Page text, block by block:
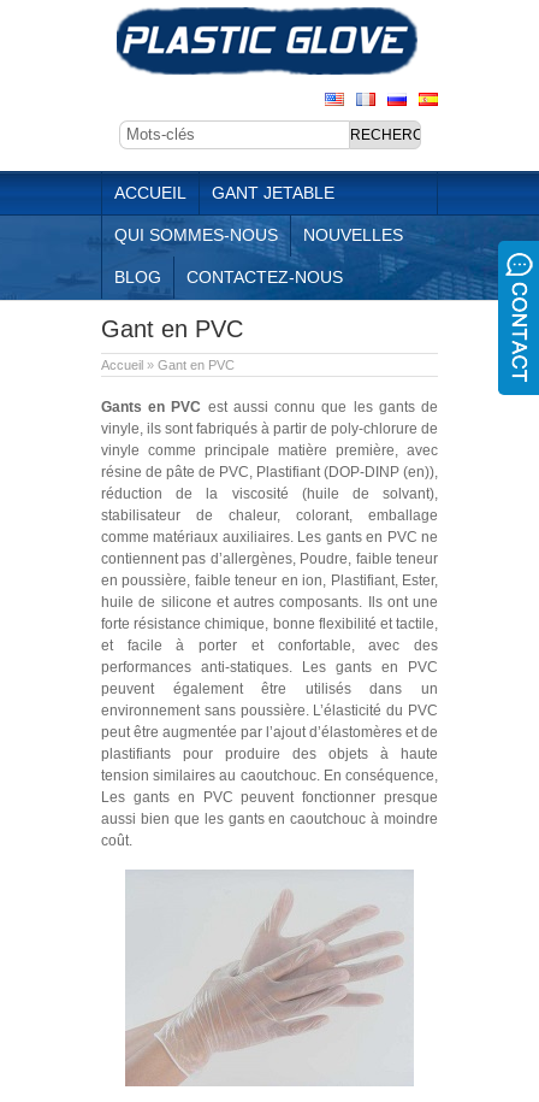
ACCUEIL GANT JETABLE
QUI SOMMES-NOUS NOUVELLES
BLOG CONTACTEZ-NOUS
Gant en PVC
Accueil » Gant en PVC
Gants en PVC est aussi connu que les gants de
vinyle, ils sont fabriqués à partir de poly-chlorure de
vinyle comme principale matière première, avec
résine de pâte de PVC, Plastifiant (DOP-DINP (en)),
réduction de la viscosité (huile de solvant),
stabilisateur de chaleur, colorant, emballage
comme matériaux auxiliaires. Les gants en PVC ne
contiennent pas d’allergènes, Poudre, faible teneur
en poussière, faible teneur en ion, Plastifiant, Ester,
huile de silicone et autres composants. Ils ont une
forte résistance chimique, bonne flexibilité et tactile,
et facile à porter et confortable, avec des
performances anti-statiques. Les gants en PVC
peuvent également être utilisés dans un
environnement sans poussière. L’élasticité du PVC
peut être augmentée par l’ajout d’élastomères et de
plastifiants pour produire des objets à haute
tension similaires au caoutchouc. En conséquence,
Les gants en PVC peuvent fonctionner presque
aussi bien que les gants en caoutchouc à moindre
coût.